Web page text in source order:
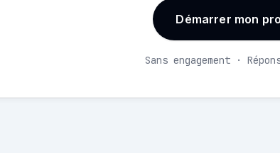
Démarrer mon
Sans engagement ·